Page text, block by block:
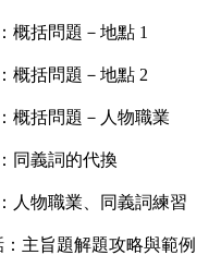
概括問題－地點 1
概括問題－地點 2
概括問題－人物職業
同義詞的代換
人物職業、同義詞練習
：主旨題解題攻略與範例